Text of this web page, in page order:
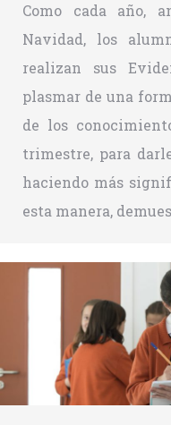
Como cada año,
Navidad, los
realizan sus
plasmar de una
de los
trimestre, para
haciendo más
esta manera,